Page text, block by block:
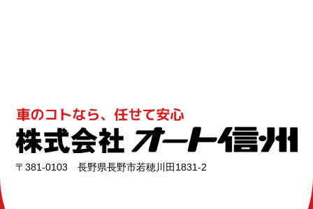
〒381-0103 長野県長野市若穂川田1831-2